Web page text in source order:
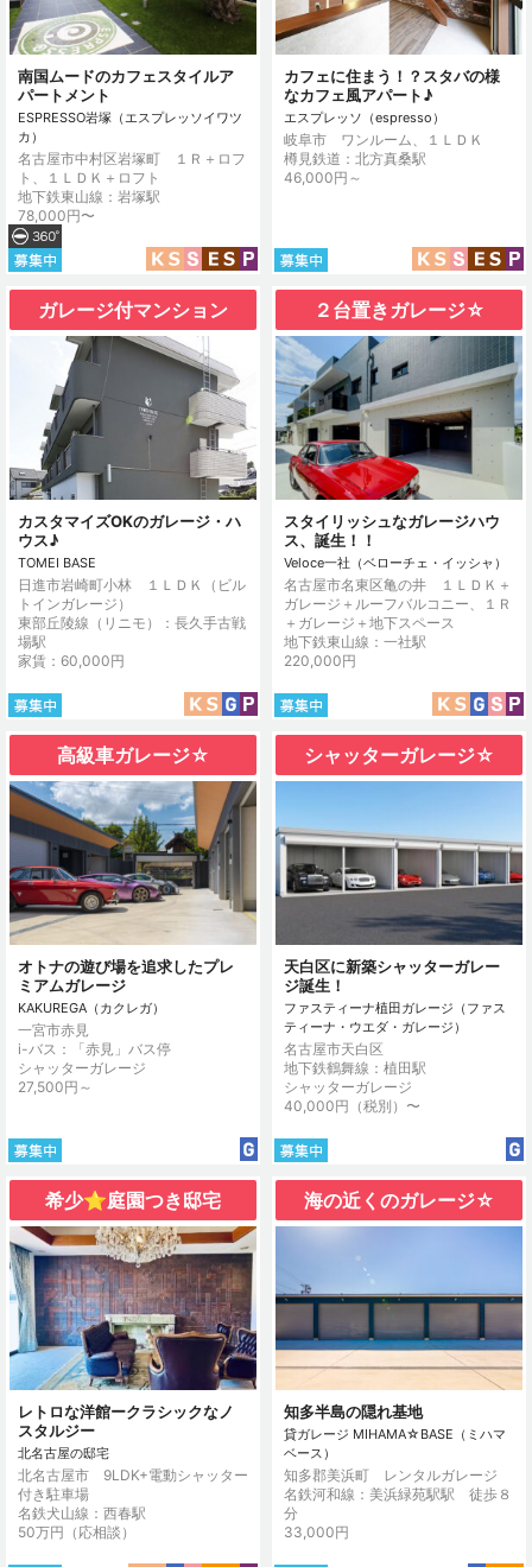
南国ムードのカフェスタイルア
パートメント
ESPRESSO岩塚（エスプレッソイワツ
カ）
名古屋市中村区岩塚町 １Ｒ＋ロフ
ト、１ＬＤＫ＋ロフト
地下鉄東山線：岩塚駅
78,000円〜
カフェに住まう！？スタバの様
なカフェ風アパート♪
エスプレッソ（espresso）
岐阜市 ワンルーム、１ＬＤＫ
樽見鉄道：北方真桑駅
46,000円～
ガレージ付マンション
カスタマイズOKのガレージ・ハ
ウス♪
TOMEI BASE
日進市岩崎町小林 １ＬＤＫ（ビル
トインガレージ）
東部丘陵線（リニモ）：長久手古戦
場駅
家賃：60,000円
２台置きガレージ☆
スタイリッシュなガレージハウ
ス、誕生！！
Veloce一社（ベローチェ・イッシャ）
名古屋市名東区亀の井 １ＬＤＫ＋
ガレージ＋ルーフバルコニー、１Ｒ
＋ガレージ＋地下スペース
地下鉄東山線：一社駅
220,000円
高級車ガレージ☆
オトナの遊び場を追求したプレ
ミアムガレージ
KAKUREGA（カクレガ）
一宮市赤見
i-バス：「赤見」バス停
シャッターガレージ
27,500円～
シャッターガレージ☆
天白区に新築シャッターガレー
ジ誕生！
ファスティーナ植田ガレージ（ファス
ティーナ・ウエダ・ガレージ）
名古屋市天白区
地下鉄鶴舞線：植田駅
シャッターガレージ
40,000円（税別）〜
希少⭐︎庭園つき邸宅
レトロな洋館ークラシックなノ
スタルジー
北名古屋の邸宅
北名古屋市 9LDK+電動シャッター
付き駐車場
名鉄犬山線：西春駅
50万円（応相談）
海の近くのガレージ☆
知多半島の隠れ基地
貸ガレージ MIHAMA☆BASE（ミハマ
ベース）
知多郡美浜町 レンタルガレージ
名鉄河和線：美浜緑苑駅駅 徒歩８
分
33,000円